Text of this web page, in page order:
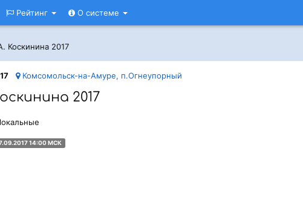
Рейтинг О системе
Коскинина 2017
Комсомольск-на-Амуре, п.Огнеупорный
2017
14:00 МСК